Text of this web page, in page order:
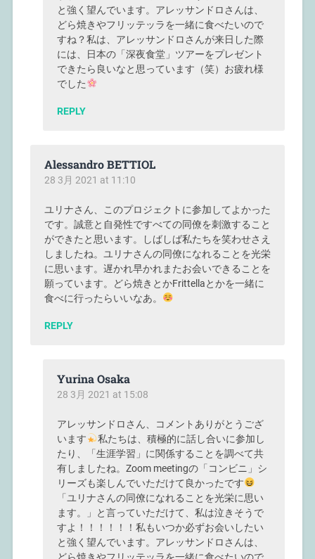
と強く望んでいます。アレッサンドロさんは、
どら焼きやフリッテッラを一緒に食べたいので
すね？私は、アレッサンドロさんが来日した際
には、日本の「深夜食堂」ツアーをプレゼント
できたら良いなと思っています（笑）お疲れ様
でした
REPLY
Alessandro BETTIOL
28 3月 2021 at 11:10
ユリナさん、このプロジェクトに参加してよかった
です。誠意と自発性ですべての同僚を刺激すること
ができたと思います。しばしば私たちを笑わせさえ
しましたね。ユリナさんの同僚になれることを光栄
に思います。遅かれ早かれまたお会いできることを
願っています。どら焼きとかFrittellaとかを一緒に
食べに行ったらいいなあ。
REPLY
Yurina Osaka
28 3月 2021 at 15:08
アレッサンドロさん、コメントありがとうござ
います
私たちは、積極的に話し合いに参加し
たり、「生涯学習」に関係することを調べて共
有しましたね。Zoom meetingの「コンビニ」シ
リーズも楽しんでいただけて良かったです
「ユリナさんの同僚になれることを光栄に思い
ます。」と言っていただけて、私は泣きそうで
すよ！！！！！！私もいつか必ずお会いしたい
と強く望んでいます。アレッサンドロさんは、